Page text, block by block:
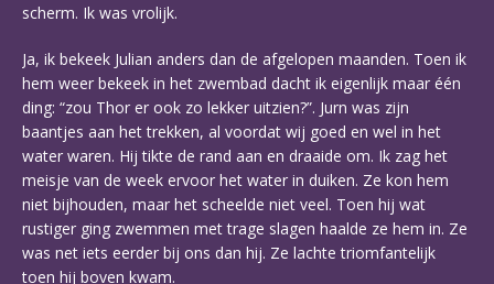
scherm. Ik was vrolijk.
Ja, ik bekeek Julian anders dan de afgelopen maanden. Toen ik
hem weer bekeek in het zwembad dacht ik eigenlijk maar één
ding: “zou Thor er ook zo lekker uitzien?”. Jurn was zijn
baantjes aan het trekken, al voordat wij goed en wel in het
water waren. Hij tikte de rand aan en draaide om. Ik zag het
meisje van de week ervoor het water in duiken. Ze kon hem
niet bijhouden, maar het scheelde niet veel. Toen hij wat
rustiger ging zwemmen met trage slagen haalde ze hem in. Ze
was net iets eerder bij ons dan hij. Ze lachte triomfantelijk
toen hij boven kwam.